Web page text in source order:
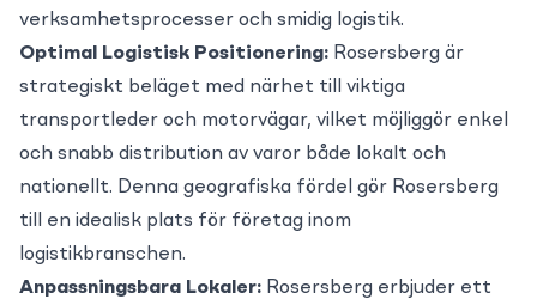
verksamhetsprocesser och smidig logistik.
Optimal Logistisk Positionering: Rosersberg är
strategiskt beläget med närhet till viktiga
transportleder och motorvägar, vilket möjliggör enkel
och snabb distribution av varor både lokalt och
nationellt. Denna geografiska fördel gör Rosersberg
till en idealisk plats för företag inom
logistikbranschen.
Anpassningsbara Lokaler: Rosersberg erbjuder ett